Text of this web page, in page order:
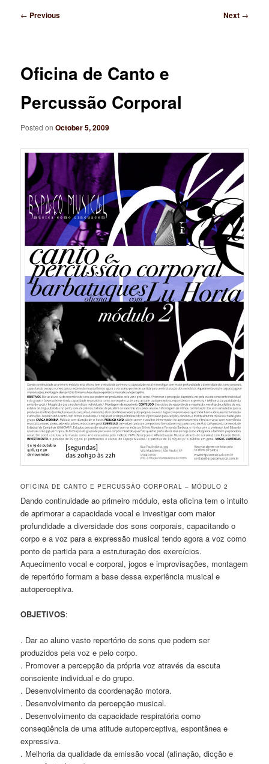
Post
← Previous Next →
Oficina de Canto e
Percussão Corporal
Posted onOctober 5, 2009
OFICINA DE CANTO E PERCUSSÃO CORPORAL – MÓDULO 2
Dando continuidade ao primeiro módulo, esta oficina tem o intuito
de aprimorar a capacidade vocal e investigar com maior
profundidade a diversidade dos sons corporais, capacitando o
corpo e a voz para a expressão musical tendo agora a voz como
ponto de partida para a estruturação dos exercícios.
Aquecimento vocal e corporal, jogos e improvisações, montagem
de repertório formam a base dessa experiência musical e
autoperceptiva.
OBJETIVOS:
. Dar ao aluno vasto repertório de sons que podem ser
produzidos pela voz e pelo corpo.
. Promover a percepção da própria voz através da escuta
consciente individual e do grupo.
. Desenvolvimento da coordenação motora.
. Desenvolvimento da percepção musical.
. Desenvolvimento da capacidade respiratória como
conseqüência de uma atitude autoperceptiva, espontânea e
expressiva.
. Melhoria da qualidade da emissão vocal (afinação, dicção e